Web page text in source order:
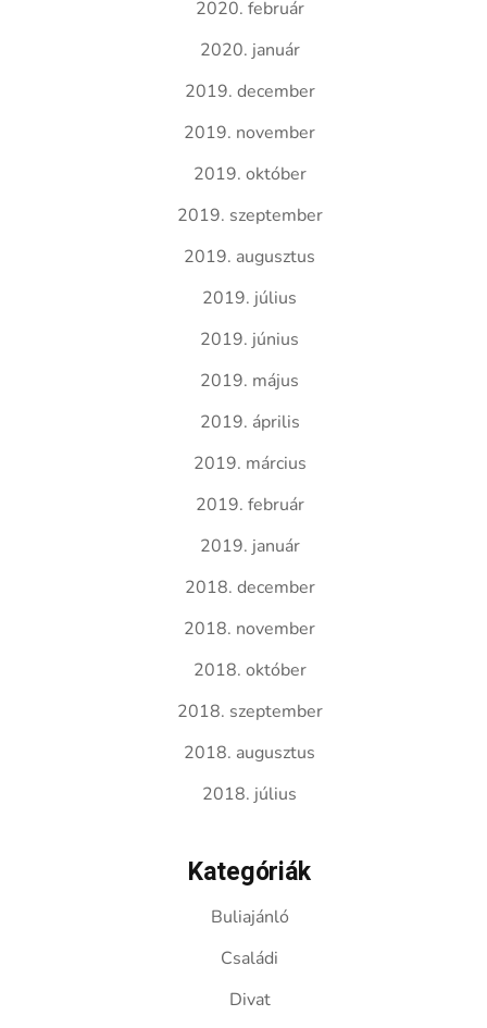
2020. február
2020. január
2019. december
2019. november
2019. október
2019. szeptember
2019. augusztus
2019. július
2019. június
2019. május
2019. április
2019. március
2019. február
2019. január
2018. december
2018. november
2018. október
2018. szeptember
2018. augusztus
2018. július
Kategóriák
Buliajánló
Családi
Divat